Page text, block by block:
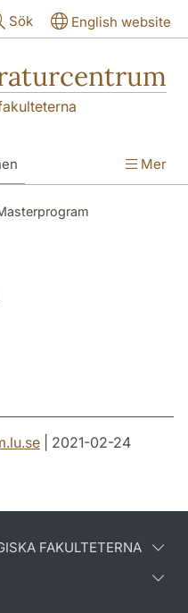
Sök English website
Mer
.se | 2021-02-24
FAKULTETERNA